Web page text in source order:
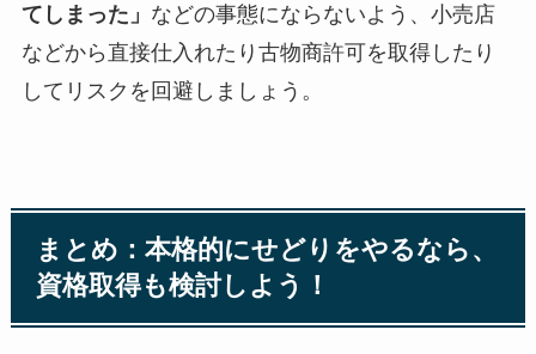
てしまった」 などの事態にならないよう、小売店
などから直接仕入れたり古物商許可を取得したり
してリスクを回避しましょう。
まとめ：本格的にせどりをやるなら、
資格取得も検討しよう！